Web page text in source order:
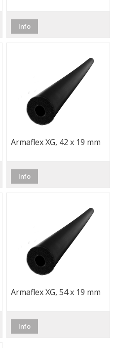
Info
Armaflex XG, 42 x 19 mm
Info
Armaflex XG, 54 x 19 mm
Info